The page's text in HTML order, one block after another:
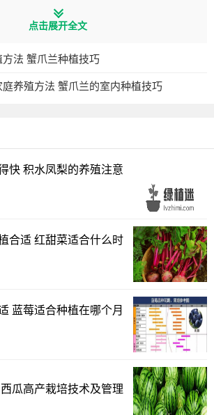
兰的养殖方法和注意事项
后，需要将其放置在阴凉通风的环境中
，并为蟹爪兰遮挡光照，以免强光灼伤
后，需要注意其生长环境的温度，因为
，所以需要保持生长环境的温度处于10-
后，需要注意为其遮挡部分光照，因为
植物，而蟹爪兰怕晒喜阴，所以需要将
散射光照的地方，当夏季阳光强烈时，
--
点击展开全文
法 蟹爪兰种植技巧
养殖方法 蟹爪兰的室内种植技巧
快 积水凤梨的养殖注意
合适 红甜菜适合什么时
蓝莓适合种植在哪个月
瓜高产栽培技术及管理